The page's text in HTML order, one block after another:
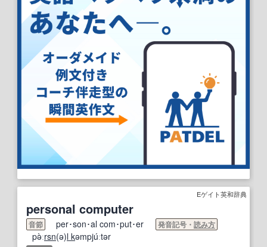
Eゲイト英和辞典
personal computer
音節 per･son･al com･put･er 発音記号・ 読み方
pə̀ːrsn(ə)l kəmpjúːtər